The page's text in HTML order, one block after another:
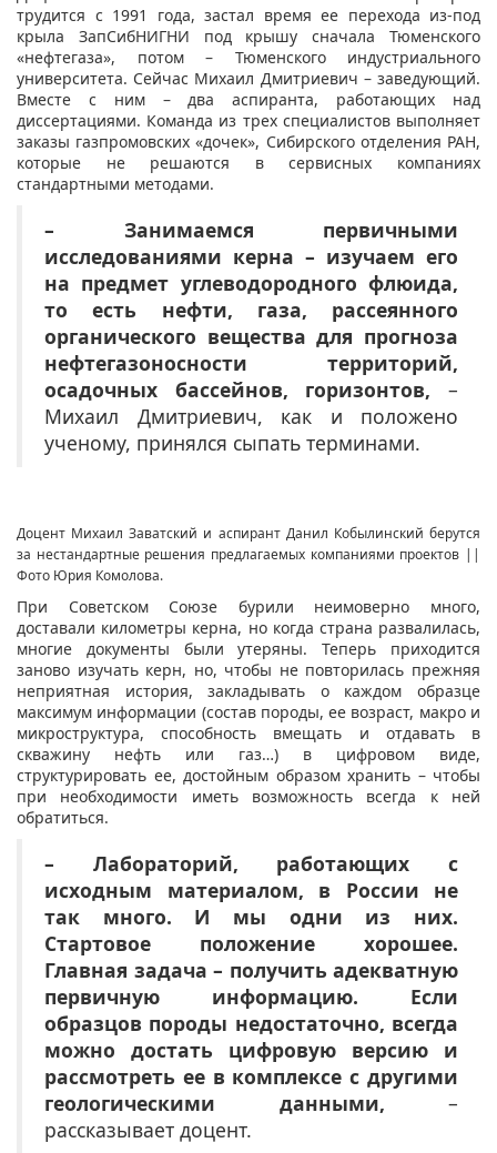
трудится с 1991 года, застал время ее перехода из-под
крыла ЗапСибНИГНИ под крышу сначала Тюменского
«нефтегаза», потом – Тюменского индустриального
университета. Сейчас Михаил Дмитриевич – заведующий.
Вместе с ним – два аспиранта, работающих над
диссертациями. Команда из трех специалистов выполняет
заказы газпромовских «дочек», Сибирского отделения РАН,
которые не решаются в сервисных компаниях
стандартными методами.
– Занимаемся первичными
исследованиями керна – изучаем его
на предмет углеводородного флюида,
то есть нефти, газа, рассеянного
органического вещества для прогноза
нефтегазоносности территорий,
осадочных бассейнов, горизонтов, –
Михаил Дмитриевич, как и положено
ученому, принялся сыпать терминами.
Доцент Михаил Заватский и аспирант Данил Кобылинский берутся
за нестандартные решения предлагаемых компаниями проектов ||
Фото Юрия Комолова.
При Советском Союзе бурили неимоверно много,
доставали километры керна, но когда страна развалилась,
многие документы были утеряны. Теперь приходится
заново изучать керн, но, чтобы не повторилась прежняя
неприятная история, закладывать о каждом образце
максимум информации (состав породы, ее возраст, макро и
микроструктура, способность вмещать и отдавать в
скважину нефть или газ…) в цифровом виде,
структурировать ее, достойным образом хранить – чтобы
при необходимости иметь возможность всегда к ней
обратиться.
– Лабораторий, работающих с
исходным материалом, в России не
так много. И мы одни из них.
Стартовое положение хорошее.
Главная задача – получить адекватную
первичную информацию. Если
образцов породы недостаточно, всегда
можно достать цифровую версию и
рассмотреть ее в комплексе с другими
геологическими данными, –
рассказывает доцент.